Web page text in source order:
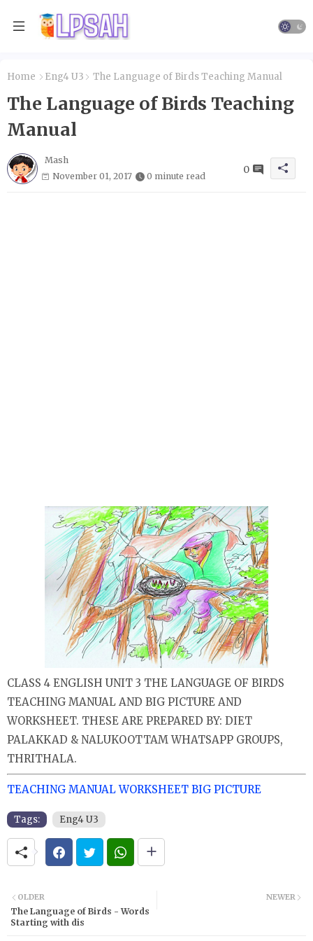
Home Eng4 U3 The Language of Birds Teaching Manual
The Language of Birds Teaching
Manual
Mash
November 01, 2017
0 minute read
0
CLASS 4 ENGLISH UNIT 3 THE LANGUAGE OF BIRDS
TEACHING MANUAL AND BIG PICTURE AND
WORKSHEET. THESE ARE PREPARED BY: DIET
PALAKKAD & NALUKOOTTAM WHATSAPP GROUPS,
THRITHALA.
TEACHING MANUAL WORKSHEET BIG PICTURE
Tags: Eng4 U3
NEWER
OLDER
The Language of Birds - Words
Starting with dis